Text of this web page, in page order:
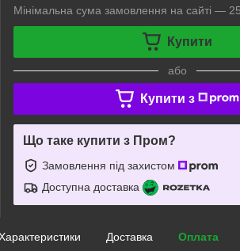
Мінімальна сума замовлення на сайті —
Купити
або
Купити з
Що таке купити з Пром?
Замовлення під захистом
Доступна доставка
Доставка Оплата